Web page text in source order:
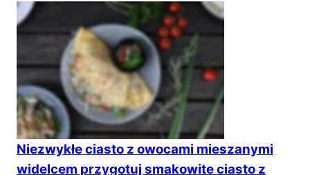
Niezwykłe ciasto z owocami mieszanymi
widelcem przygotuj smakowite ciasto z